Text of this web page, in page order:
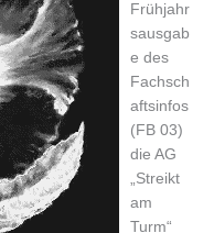
Frühjahr
sausgab
e des
Fachsch
aftsinfos
(FB 03)
die AG
„Streikt
am
Turm“